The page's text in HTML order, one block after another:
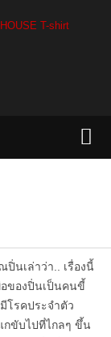
นเล่าว่า.. เรื่องนี้
ของปิ่นเป็นคนขี้
โรคประจำตัว
กขับไปที่ไกลๆ ขึ้น